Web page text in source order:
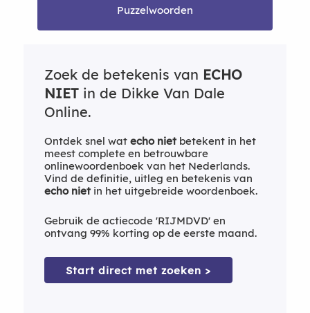
Puzzelwoorden
Zoek de betekenis van ECHO
NIETin de Dikke Van Dale
Online.
Ontdek snel wat echo nietbetekent in het
meest complete en betrouwbare
onlinewoordenboek van het Nederlands.
Vind de definitie, uitleg en betekenis van
echo nietin het uitgebreide woordenboek.
Gebruik de actiecode 'RIJMDVD' en
ontvang 99% korting op de eerste maand.
Start direct met zoeken >